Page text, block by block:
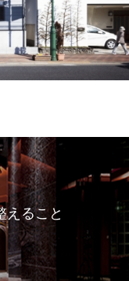
えること